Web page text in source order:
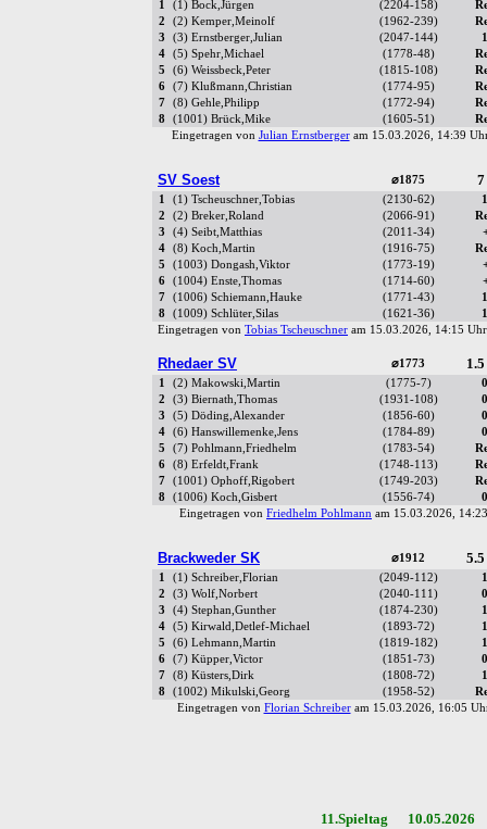
1 (1) Bock,Jürgen (2204-158)
2
(2) Kemper,Meinolf (1962-239)
3
(3) Ernstberger,Julian (2047-144)
4
(5) Spehr,Michael (1778-48)
5
(6) Weissbeck,Peter (1815-108)
6
(7) Klußmann,Christian (1774-95)
7
(8) Gehle,Philipp (1772-94)
8
(1001) Brück,Mike (1605-51)
Eingetragen von Julian Ernstbergeram 15.03.2026, 14:39
SV Soest ⌀1875
1 (1) Tscheuschner,Tobias (2130-62)
2
(2) Breker,Roland (2066-91)
3
(4) Seibt,Matthias (2011-34)
4
(8) Koch,Martin (1916-75)
5
(1003) Dongash,Viktor (1773-19)
6
(1004) Enste,Thomas (1714-60)
7
(1006) Schiemann,Hauke (1771-43)
8
(1009) Schlüter,Silas (1621-36)
Eingetragen von Tobias Tscheuschner am 15.03.2026, 14:15
Rhedaer SV ⌀1773
1 (2) Makowski,Martin (1775-7)
2
(3) Biernath,Thomas (1931-108)
3
(5) Döding,Alexander (1856-60)
4
(6) Hanswillemenke,Jens (1784-89)
5
(7) Pohlmann,Friedhelm (1783-54)
6
(8) Erfeldt,Frank (1748-113)
7
(1001) Ophoff,Rigobert (1749-203)
8
(1006) Koch,Gisbert (1556-74)
Eingetragen von Friedhelm Pohlmann am 15.03.2026,
Brackweder SK ⌀1912
1 (1) Schreiber,Florian (2049-112)
2
(3) Wolf,Norbert (2040-111)
3
(4) Stephan,Gunther (1874-230)
4
(5) Kirwald,Detlef-Michael (1893-72)
5
(6) Lehmann,Martin (1819-182)
6
(7) Küpper,Victor (1851-73)
7
(8) Küsters,Dirk (1808-72)
8
(1002) Mikulski,Georg (1958-52)
Eingetragen von Florian Schreiberam 15.03.2026, 16:05
11.Spieltag